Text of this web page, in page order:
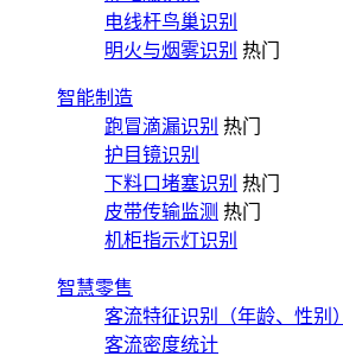
电线杆鸟巢识别
明火与烟雾识别 热门
智能制造
跑冒滴漏识别 热门
护目镜识别
下料口堵塞识别 热门
皮带传输监测 热门
机柜指示灯识别
智慧零售
客流特征识别（年龄、性别）
客流密度统计